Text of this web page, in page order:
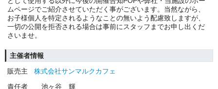
ムページでご紹介させていただく事がございます。当然ながら、
お子様個人を特定されるようなことの無いよう配慮致しますが、
一切の公開を拒否される場合は事前にスタッフまでお申し出くだ
さいませ。
主催者情報
販売主
株式会社サンマルクカフェ
責任者
池ヶ谷 輝